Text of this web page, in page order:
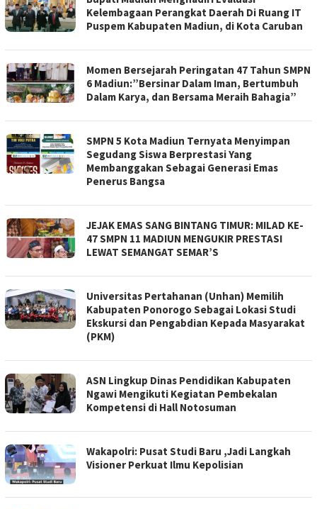
Kelembagaan Perangkat Daerah Di Ruang IT
Puspem Kabupaten Madiun, di Kota Caruban
Momen Bersejarah Peringatan 47 Tahun SMPN
6 Madiun:”Bersinar Dalam Iman, Bertumbuh
Dalam Karya, dan Bersama Meraih Bahagia”
SMPN 5 Kota Madiun Ternyata Menyimpan
Segudang Siswa Berprestasi Yang
Membanggakan Sebagai Generasi Emas
Penerus Bangsa
JEJAK EMAS SANG BINTANG TIMUR: MILAD KE-
47 SMPN 11 MADIUN MENGUKIR PRESTASI
LEWAT SEMANGAT SEMAR’S
Universitas Pertahanan (Unhan) Memilih
Kabupaten Ponorogo Sebagai Lokasi Studi
Ekskursi dan Pengabdian Kepada Masyarakat
(PKM)
ASN Lingkup Dinas Pendidikan Kabupaten
Ngawi Mengikuti Kegiatan Pembekalan
Kompetensi di Hall Notosuman
Wakapolri: Pusat Studi Baru ,Jadi Langkah
Visioner Perkuat Ilmu Kepolisian